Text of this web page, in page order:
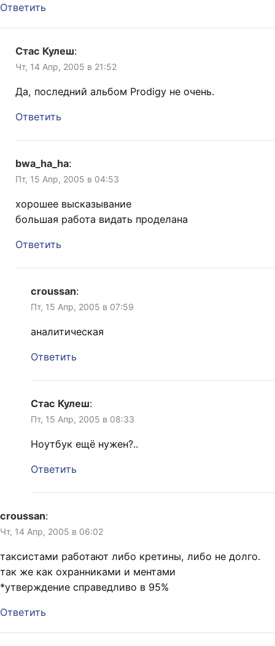
Ответить
Стас Кулеш:
Чт, 14 Апр, 2005 в 21:52
Да, последний альбом Prodigy не очень.
Ответить
bwa_ha_ha:
Пт, 15 Апр, 2005 в 04:53
хорошее высказывание
большая работа видать проделана
Ответить
croussan:
Пт, 15 Апр, 2005 в 07:59
аналитическая
Ответить
Стас Кулеш:
Пт, 15 Апр, 2005 в 08:33
Ноутбук ещё нужен?..
Ответить
croussan:
Чт, 14 Апр, 2005 в 06:02
таксистами работают либо кретины, либо не долго.
так же как охранниками и ментами
*утверждение справедливо в 95%
Ответить